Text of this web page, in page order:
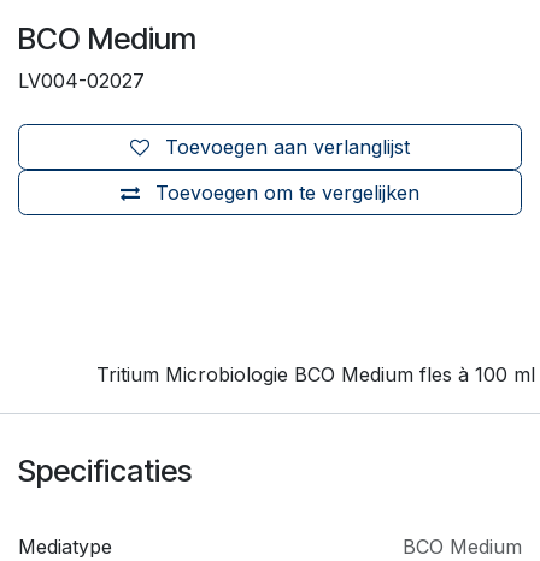
BCO Medium
LV004-02027
Toevoegen om te vergelijken
Toevoegen aan verlanglijst
Tritium Microbiologie BCO Medium fles à 100 ml
Specificaties
Mediatype BCO Medium